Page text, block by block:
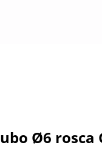
Ø6 rosca